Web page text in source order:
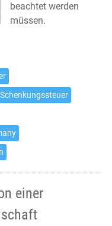
beachtet werden
müssen.
Schenkungssteuer
einer